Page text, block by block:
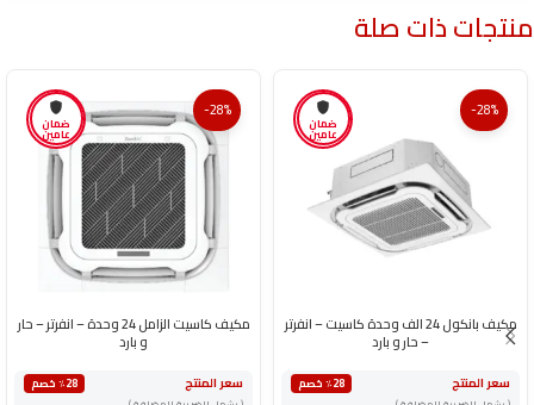
منتجات ذات صلة
ضمان
عامين
-28%
مكيف بانكول 24 الف وحدة كاسيت – انفرتر
– حار و بارد
سعر المنتج
٪28 خصم
ضمان
عامين
-28%
مكيف كاسيت الزامل 24 وحدة – انفرتر – حار
و بارد
سعر المنتج
٪28 خصم